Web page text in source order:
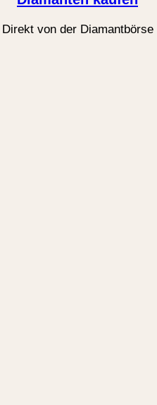
Direkt von der Diamantbörse